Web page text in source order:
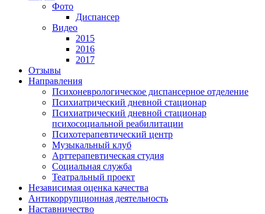
Фото
Диспансер
Видео
2015
2016
2017
Отзывы
Направления
Психоневрологическое диспансерное отделение
Психиатрический дневной стационар
Психиатрический дневной стационар
психосоциальной реабилитации
Психотерапевтический центр
Музыкальный клуб
Арттерапевтическая студия
Социальная служба
Театральный проект
Независимая оценка качества
Антикоррупционная деятельность
Наставничество